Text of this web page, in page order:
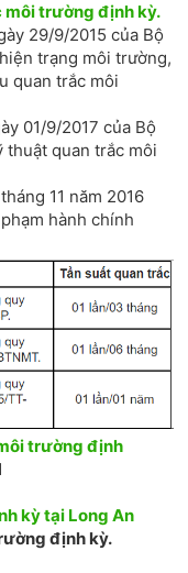
môi trường định kỳ.
29/9/2015 của Bộ
trạng môi trường,
quan trắc môi
01/9/2017 của Bộ
thuật quan trắc môi
11 năm 2016
hành chính
trường định
kỳ tại Long An
định kỳ.